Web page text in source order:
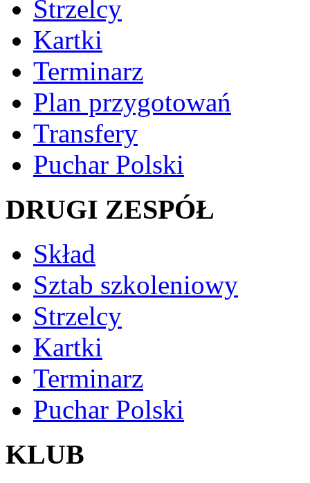
Strzelcy
Kartki
Terminarz
Plan przygotowań
Transfery
Puchar Polski
DRUGI ZESPÓŁ
Skład
Sztab szkoleniowy
Strzelcy
Kartki
Terminarz
Puchar Polski
KLUB